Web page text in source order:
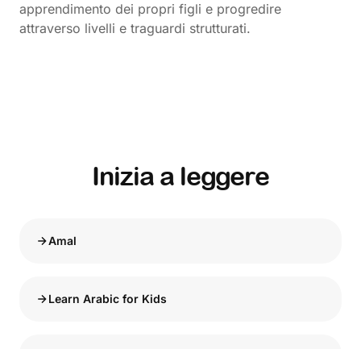
apprendimento dei propri figli e progredire
attraverso livelli e traguardi strutturati.
Inizia a leggere
Amal
Learn Arabic for Kids